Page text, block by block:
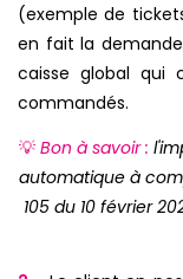
(exemple de
en fait la
caisse global qui
commandés.
💡 Bon à savoir :
automatique à
105 du 10 février